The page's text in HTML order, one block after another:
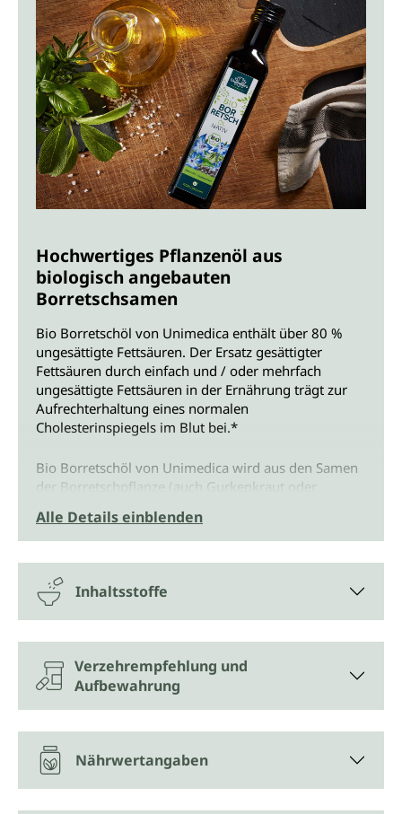
Hochwertiges Pflanzenöl aus
biologisch angebauten
Borretschsamen
Bio Borretschöl von Unimedica enthält über 80 %
ungesättigte Fettsäuren. Der Ersatz gesättigter
Fettsäuren durch einfach und / oder mehrfach
ungesättigte Fettsäuren in der Ernährung trägt zur
Aufrechterhaltung eines normalen
Cholesterinspiegels im Blut bei.*
Bio Borretschöl von Unimedica wird aus den Samen
der Borretschpflanze (auch Gurkenkraut oder
Borretschöl von Unimedica werden unter streng
kontrolliert biologischen Bedingungen angebaut.
Nach der Ernte werden die Samen schonend
kaltgepresst. Dadurch bleiben in dem naturreinen
Pflanzenöl ohne Zusätze die wertvollen Inhaltsstoffe
weitestgehend erhalten.
Borretsch gehört zu den zahlreichen Arten der
Raublattgewächse. Die Pflanze stammt ursprünglich
aus dem Mittelmeerraum und wird schon seit dem
späten Mittelalter auch in Mitteleuropa angebaut. Die
derben, behaarten Blätter haben einen
charakteristischen Gurkengeschmack.
Borretsch wird als Gewürz mit herber Note
Alle Details einblenden
Inhaltsstoffe
Verzehrempfehlung und
Aufbewahrung
Nährwertangaben